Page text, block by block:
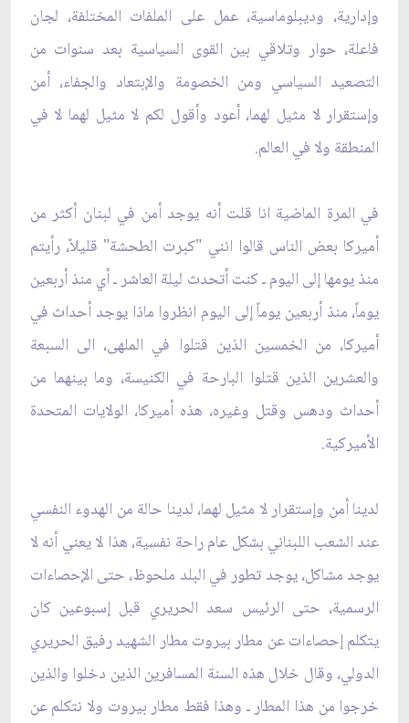
وإدارية، وديبلوماسية، عمل على الملفات ‏المختلفة، لجان
فاعلة، حوار وتلاقي بين القوى السياسية بعد سنوات من
التصعيد السياسي ومن الخصومة والإبتعاد ‏والجفاء، أمن
وإستقرار لا مثيل لهما، أعود وأقول لكم لا مثيل لهما لا في
المنطقة ولا في العالم.‏
في المرة الماضية انا قلت أنه يوجد أمن في لبنان أكثر من
أميركا بعض الناس قالوا انني "كبرت الطحشة" قليلاً، ‏رأيتم
منذ يومها إلى اليوم ـ كنت أتحدث ليلة العاشر ـ أي منذ أربعين
يوماً، منذ أربعين يوماً إلى اليوم انظروا ماذا ‏يوجد أحداث في
أميركا، من الخمسين الذين قتلوا في الملهى، الى السبعة
والعشرين الذين قتلوا البارحة في ‏الكنيسة، وما بينهما من
أحداث ودهس وقتل وغيره، هذه أميركا، الولايات المتحدة
الأميركية.‏
لدينا أمن وإستقرار لا مثيل لهما، لدينا حالة من الهدوء النفسي
عند الشعب اللبناني بشكل عام راحة نفسية، هذا لا ‏يعني أنه لا
يوجد مشاكل، يوجد تطور في البلد ملحوظ، حتى الإحصاءات
الرسمية، حتى الرئيس سعد الحريري ‏قبل إسبوعين كان
يتكلم إحصاءات عن مطار بيروت مطار الشهيد رفيق الحريري
الدولي، وقال خلال هذه السنة ‏المسافرين الذين دخلوا والذين
خرجوا من هذا المطار ـ وهذا فقط مطار بيروت ولا نتكلم عن